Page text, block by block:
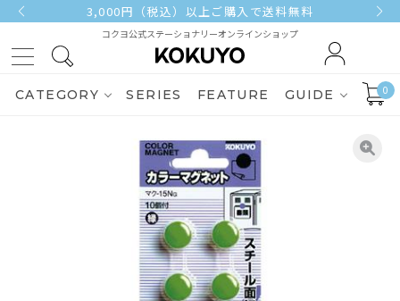
3,000円（税込）以上ご購入で送料無料
コクヨ公式ステーショナリーオンラインショップ
CATEGORY SERIES FEATURE GUIDE 0